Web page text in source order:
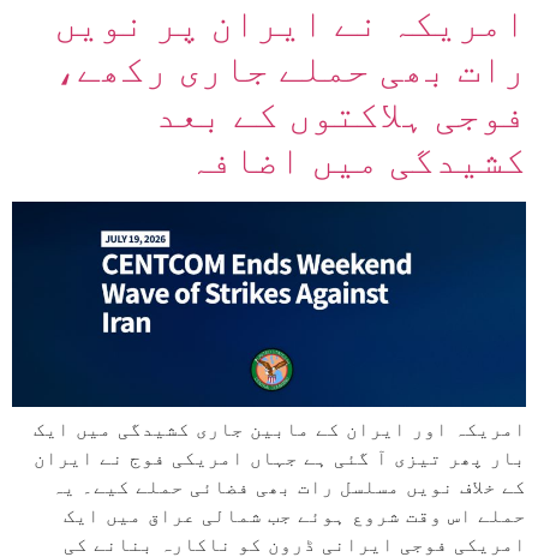
امریکہ نے ایران پر نویں
رات بھی حملے جاری رکھے،
فوجی ہلاکتوں کے بعد
کشیدگی میں اضافہ
امریکہ اور ایران کے مابین جاری کشیدگی میں ایک
بار پھر تیزی آ گئی ہے جہاں امریکی فوج نے ایران
کے خلاف نویں مسلسل رات بھی فضائی حملے کیے۔ یہ
حملے اس وقت شروع ہوئے جب شمالی عراق میں ایک
امریکی فوجی ایرانی ڈرون کو ناکارہ بنانے کی